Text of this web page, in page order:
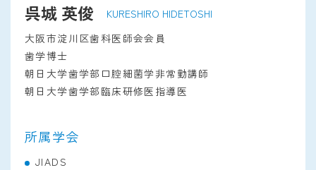
呉城 英俊
KURESHIRO HIDETOSHI
大阪市淀川区歯科医師会会員
歯学博士
朝日大学歯学部口腔細菌学非常勤講師
朝日大学歯学部臨床研修医指導医
所属学会
JIADS